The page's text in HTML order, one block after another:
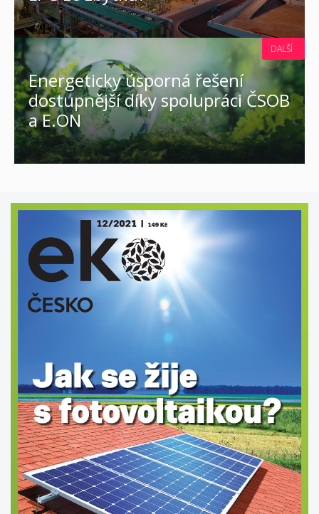
Energeticky úsporná řešení
dostupnější díky spolupráci ČSOB
a E.ON
DALŠÍ